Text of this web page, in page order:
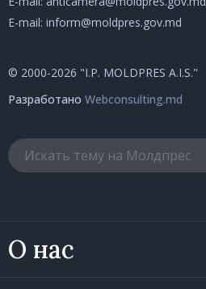
О нас
E-mail: inform@moldpres.gov.md
© 2000-2026 "I.P. MOLDPRES A.I.S."
Разработано Webconsulting.md